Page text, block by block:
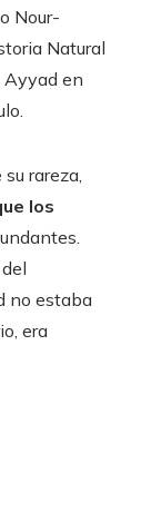
Nour-
Natural
Ayyad en
rareza,
los
no estaba
era